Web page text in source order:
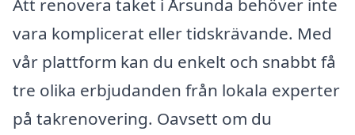
Att renovera taket i Årsunda behöver inte
vara komplicerat eller tidskrävande. Med
vår plattform kan du enkelt och snabbt få
tre olika erbjudanden från lokala experter
på takrenovering. Oavsett om du